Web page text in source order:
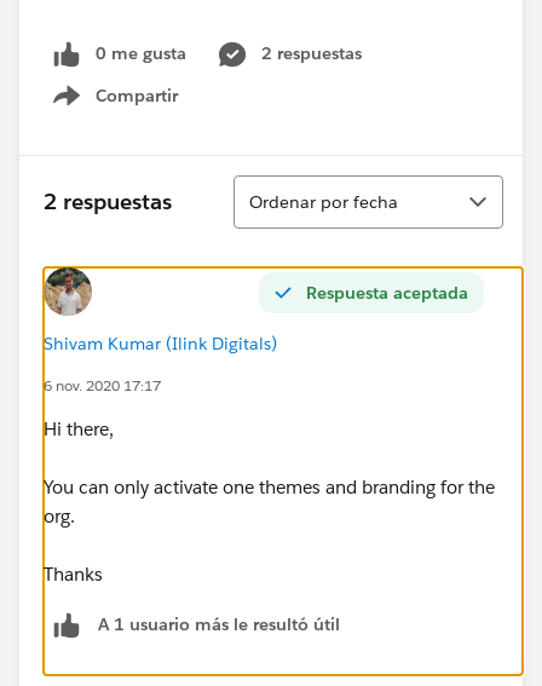
0 me gusta
2 respuestas
Compartir
Show menu
2 respuestas
Ordenar
Ordenar por fecha
Respuesta aceptada
Shivam Kumar (Ilink Digitals)
6 nov. 2020 17:17
Hi there,
You can only activate one themes and branding for the
org.
Thanks
A 1 usuario más le resultó útil